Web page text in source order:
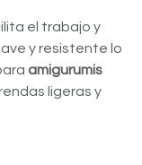
el trabajo y
y resistente lo
amigurumis
ligeras y